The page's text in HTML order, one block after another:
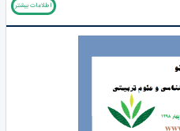
اطلاعات بیشتر